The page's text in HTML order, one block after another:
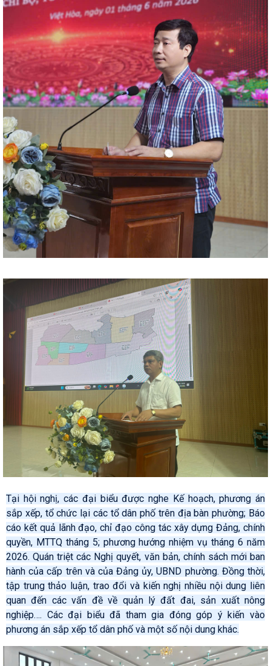
Tại hội nghị, các đại biểu được nghe Kế hoạch, phương án
sắp xếp, tổ chức lại các tổ dân phố trên địa bàn phường; Báo
cáo kết quả lãnh đạo, chỉ đạo công tác xây dựng Đảng, chính
quyền, MTTQ tháng 5; phương hướng nhiệm vụ tháng 6 năm
2026. Quán triệt các Nghị quyết, văn bản, chính sách mới ban
hành của cấp trên và của Đảng ủy, UBND phường. Đồng thời,
tập trung thảo luận, trao đổi và kiến nghị nhiều nội dung liên
quan đến các vấn đề về quản lý đất đai, sản xuất nông
nghiệp…. Các đại biểu đã tham gia đóng góp ý kiến vào
phương án sắp xếp tổ dân phố và một số nội dung khác.